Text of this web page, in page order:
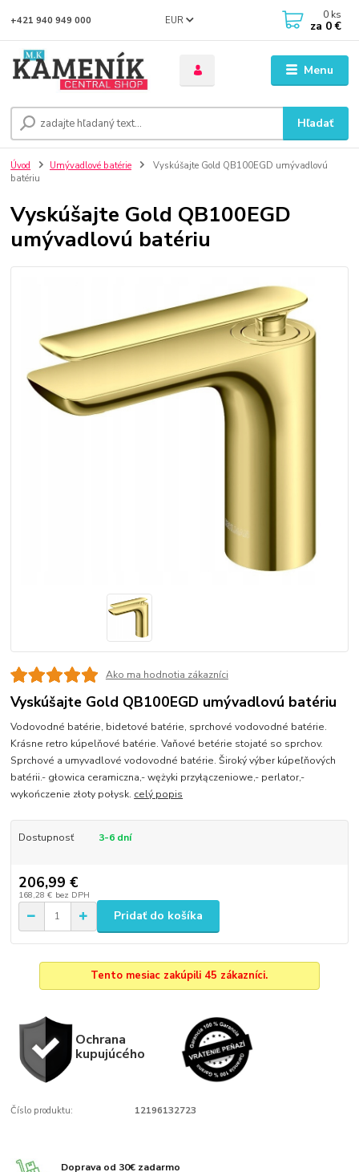
Menu
EUR
Hľadať
+421 940 949 000 0 ks
za 0 €
Úvod Umývadlové batérie
Vyskúšajte Gold QB100EGD umývadlovú
batériu
Vyskúšajte Gold QB100EGD
umývadlovú batériu
Ako ma hodnotia zákazníci
Vyskúšajte Gold QB100EGD umývadlovú batériu
Vodovodné batérie, bidetové batérie, sprchové vodovodné batérie.
Krásne retro kúpelňové batérie. Vaňové betérie stojaté so sprchov.
Sprchové a umyvadlové vodovodné batérie. Široký výber kúpeľňových
batérii.- głowica ceramiczna,- wężyki przyłączeniowe,- perlator,-
wykończenie złoty połysk. celý popis
Dostupnosť 3-6 dní
206,99 €
168,28 € bez DPH
Pridať do košíka
Tento mesiac zakúpili 45 zákazníci.
Ochrana
kupujúcého
Číslo produktu: 12196132723
Doprava od 30€ zadarmo